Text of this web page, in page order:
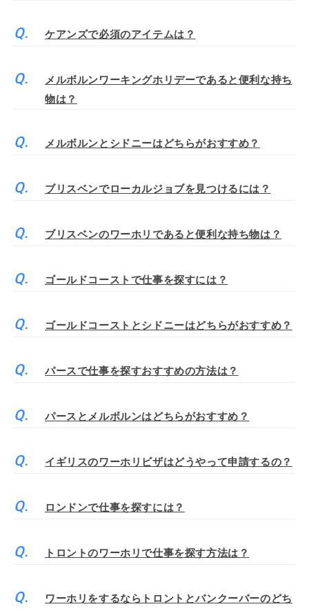
ケアンズで必須のアイテムは？
メルボルンワーキングホリデーであると便利な持ち
物は？
メルボルンとシドニーはどちらがおすすめ？
ブリスベンでローカルジョブを見つけるには？
ブリスベンのワーホリであると便利な持ち物は？
ゴールドコーストで仕事を探すには？
ゴールドコーストとシドニーはどちらがおすすめ？
パースで仕事を探すおすすめの方法は？
パースとメルボルンはどちらがおすすめ？
イギリスのワーホリビザはどうやって申請するの？
ロンドンで仕事を探すには？
トロントのワーホリで仕事を探す方法は？
ワーホリをするならトロントとバンクーバーのどち